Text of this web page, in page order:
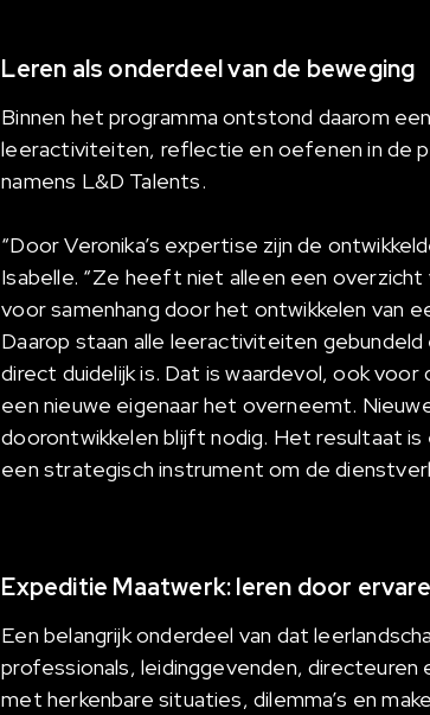
Leren als onderdeel van de beweging
Binnen het programma ontstond daarom
leeractiviteiten, reflectie en oefenen in de
namens L&D Talents.
“Door Veronika’s expertise zijn de
Isabelle. “Ze heeft niet alleen een
voor samenhang door het ontwikkelen van
Daarop staan alle leeractiviteiten
direct duidelijk is. Dat is waardevol, ook
een nieuwe eigenaar het overneemt.
doorontwikkelen blijft nodig. Het resultaat is
een strategisch instrument om de
Expeditie Maatwerk: leren door
Een belangrijk onderdeel van dat
professionals, leidinggevenden, directeuren
met herkenbare situaties, dilemma’s en